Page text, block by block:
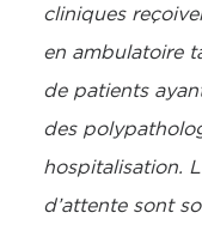
cliniques
en ambulatoire
de patients
des
hospitalisation.
d’attente sont